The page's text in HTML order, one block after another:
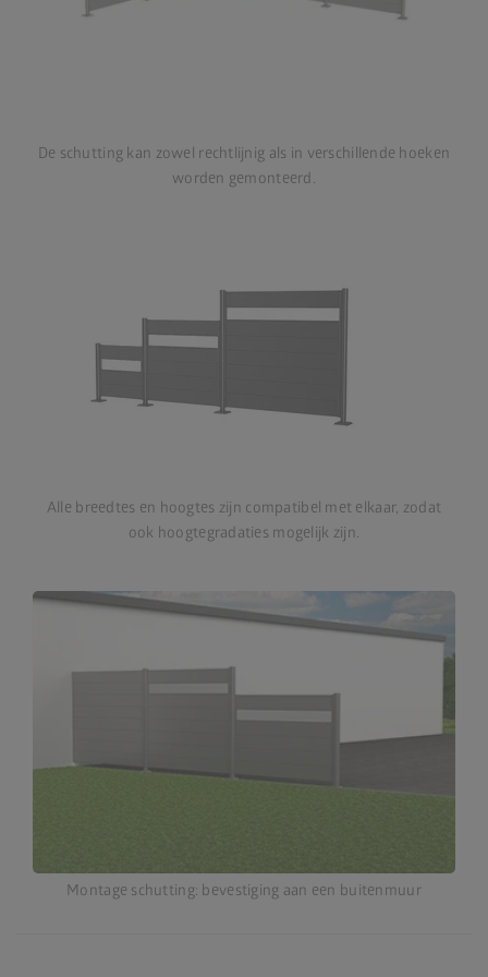
De schutting kan zowel rechtlijnig als in verschillende hoeken
worden gemonteerd.
Alle breedtes en hoogtes zijn compatibel met elkaar, zodat
ook hoogtegradaties mogelijk zijn.
Montage schutting: bevestiging aan een buitenmuur